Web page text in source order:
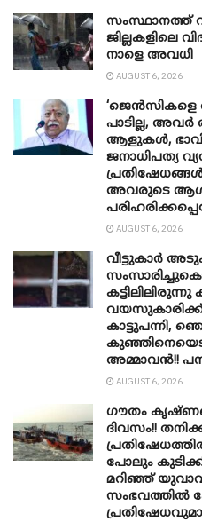
സംസ്ഥാനത്ത്
ജില്ലകളിലെ
നാളെ അവധി
AUGUST 6, 2026
‘ജെൻസികളെ
പാടില്ല, അവർ
ആളുകൾ,
ജനാധിപത്യ
അവരുടെ
AUGUST 6, 2026
വീട്ടുകാർ
കാട്ടുപന്നി,
അമ്മാവൻ!!
AUGUST 6, 2026
ഗൗതം
ദിവസം!! തനിക്കു
പോലും
മറിഞ്ഞ്
സംഭവത്തിൽ